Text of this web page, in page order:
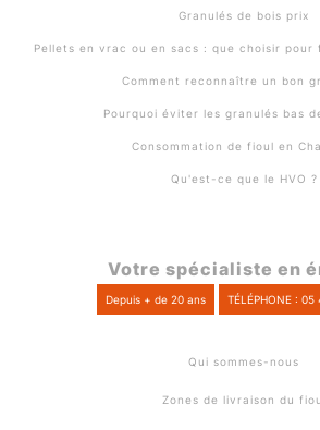
Granulés de bois prix
Pellets en vrac ou en sacs : que choisir pour
Comment reconnaître un bon
Pourquoi éviter les granulés bas
Consommation de fioul en
Qu'est-ce que le HVO ?
Votre spécialiste en
Depuis + de 20 ans TÉLÉPHONE : 05
Qui sommes-nous
Zones de livraison du